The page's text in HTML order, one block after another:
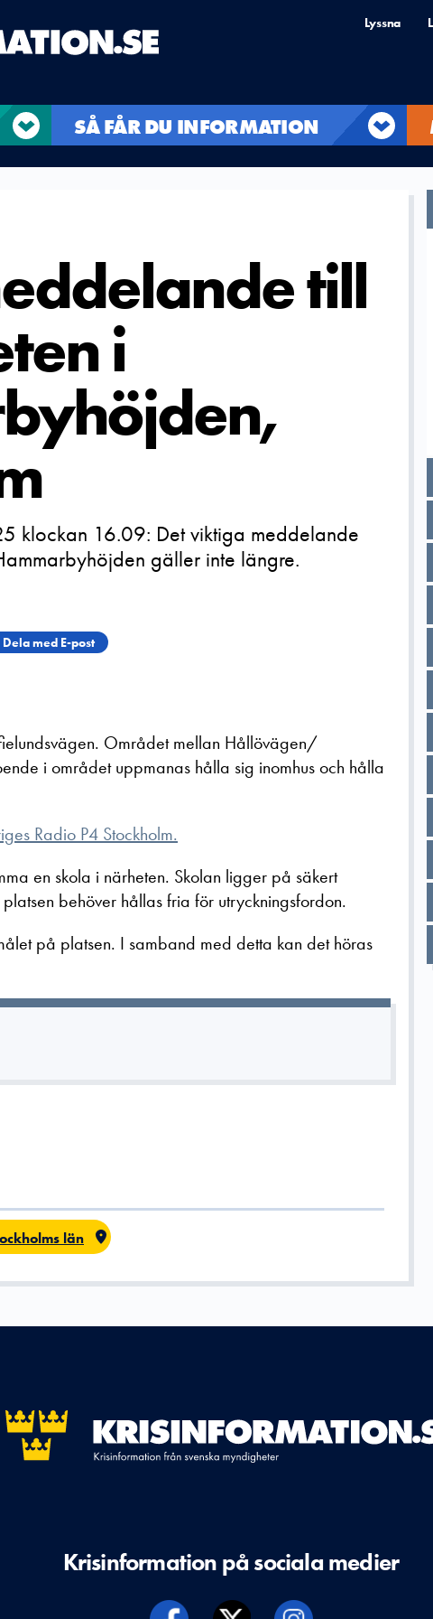
Lyssna
SÅ FÅR DU INFORMATION
till
i
klockan 16.09: Det viktiga meddelande
gäller inte längre.
Dela med E-post
Området mellan Hållövägen/
i området uppmanas hålla sig inomhus och hålla
Radio P4 Stockholm.
en skola i närheten. Skolan ligger på säkert
behöver hållas fria för utryckningsfordon.
på platsen. I samband med detta kan det höras
län
Krisinformation på sociala medier